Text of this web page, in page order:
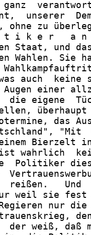
unserer
ohne zu
i k e r   a n
Staat, und
Wahlen. Sie
auch  keine
einer
die eigene
das
"Mit
Bierzelt
wahrlich
Politiker
reißen.   Und
weil sie fest
nur die
der weiß, daß